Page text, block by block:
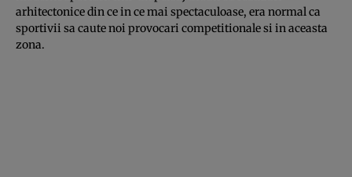
arhitectonice din ce in ce mai spectaculoase, era normal ca
sportivii sa caute noi provocari competitionale si in aceasta
zona.